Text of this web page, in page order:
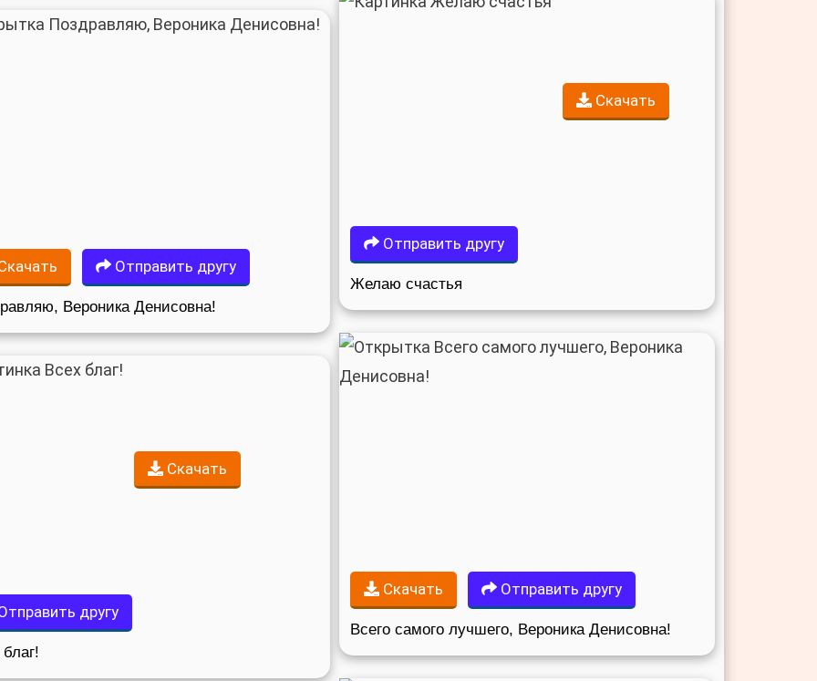
Отправить другу
Вероника Денисовна!
Скачать
другу
Скачать
Отправить другу
Желаю счастья
Скачать Отправить другу
Всего самого лучшего, Вероника Денисовна!